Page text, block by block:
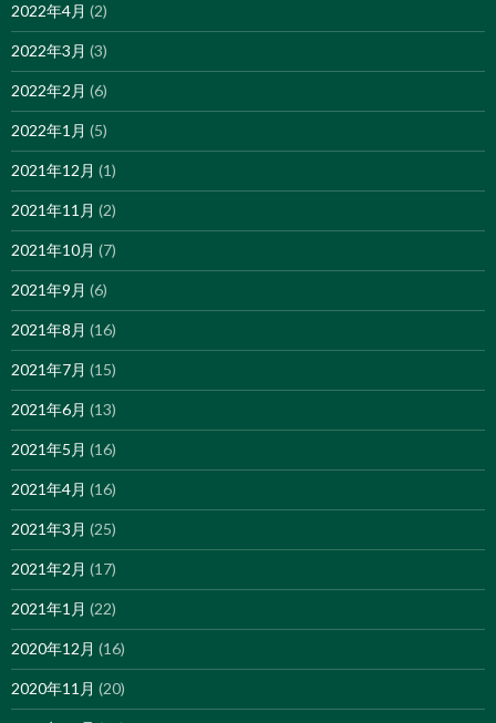
2022年4月 (2)
2022年3月 (3)
2022年2月 (6)
2022年1月 (5)
2021年12月 (1)
2021年11月 (2)
2021年10月 (7)
2021年9月 (6)
2021年8月 (16)
2021年7月 (15)
2021年6月 (13)
2021年5月 (16)
2021年4月 (16)
2021年3月 (25)
2021年2月 (17)
2021年1月 (22)
2020年12月 (16)
2020年11月 (20)